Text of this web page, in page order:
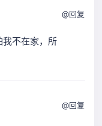
我不在家，所
@回复
@回复